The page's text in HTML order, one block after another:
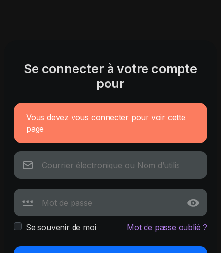
Se connecter à votre compte
pour
Vous devez vous connecter pour voir cette
page
Se souvenir de moi Mot de passe oublié ?